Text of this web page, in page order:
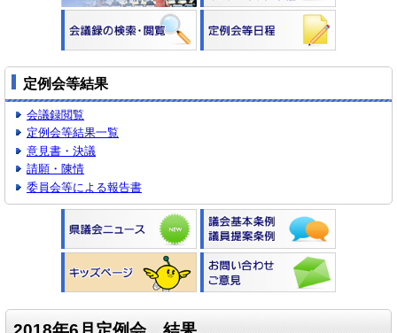
定例会等結果
会議録閲覧
定例会等結果一覧
意見書・決議
請願・陳情
委員会等による報告書